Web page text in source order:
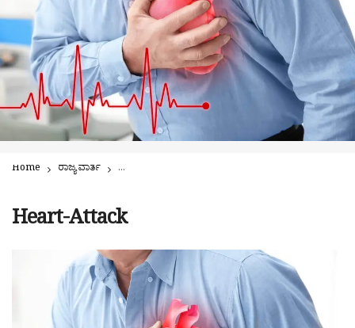
Home ರಾಜ್ಯ ವಾರ್ತೆ ಹಾಸನ: ಕಾರಿನಲ್ಲಿ ಚಲಿಸುತ್ತಿದ್ದಾಗಲೇ ಹೃದಯಾಘಾತ: ಕಿಲ್ಲರ್ ಅಟ್ಯಾಕಿಗೆ
Heart-Attack